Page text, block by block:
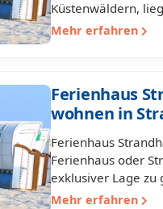
Küstenwäldern,
Mehr erfahren
Ferienhaus
wohnen in
Ferienhaus
Ferienhaus oder
exklusiver Lage zu
Mehr erfahren